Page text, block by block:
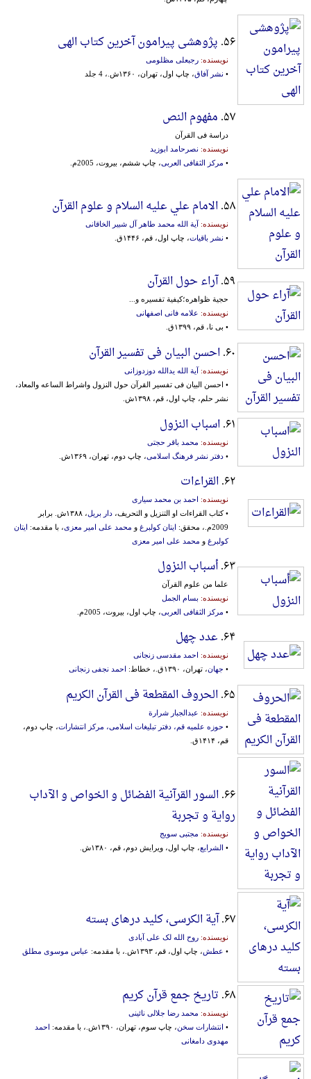
۵۶. پژوهشی پیرامون آخرین کتاب الهی
نویسنده: رجبعلی مظلومی
• نشر آفاق، چاپ اول، تهران، ۱۳۶۰ش.، 4 جلد
۵۷. مفهوم النص
دراسة فی القرآن
نویسنده: نصرحامد ابوزید
• مرکز الثقافی العربی، چاپ ششم، بیروت، 2005م.
۵۸. الامام علي علیه السلام و علوم القرآن
نویسنده: آیة الله محمد طاهر آل شبیر الخاقانی
• نشر باقیات، چاپ اول، قم، ۱۴۴۶ق.
۵۹. آراء حول القرآن
حجیة ظواهره؛کیفیة تفسیره و...
نویسنده: علامه فانی اصفهانی
• بی نا، قم، ۱۳۹۹ق.
۶۰. احسن البیان فی تفسیر القرآن
نویسنده: آیة الله یدالله دوزدوزانی
• احسن البیان فی تفسیر القرآن حول النزول واشراط الساعه والمعاد،
نشر حلم، چاپ اول، قم، ۱۳۹۸ش.
۶۱. اسباب النزول
نویسنده: محمد باقر حجتی
• دفتر نشر فرهنگ اسلامی، چاپ دوم، تهران، ۱۳۶۹ش.
۶۲. القراءات
نویسنده: احمد بن محمد سیاری
• کتاب القراءات او التنزیل و التحریف، دار بریل
، ۱۳۸۸ش. برابر
2009م.، محقق:
ایتان کولبرغ و محمد علی امیر معزی، با مقدمه: ایتان
کولبرغ و محمد علی امیر معزی
۶۳. أسباب النزول
علما من علوم القرآن
نویسنده: بسام الجمل
• مرکز الثقافی العربی، چاپ اول، بیروت، 2005م.
۶۴. عدد چهل
نویسنده: احمد مقدسی زنجانی
• جهان، تهران، ۱۳۹۰ق.، خطاط: احمد نجفی زنجانی
۶۵. الحروف المقطعة فی القرآن الکریم
نویسنده: عبدالجبار شرارة
• حوزه علمیه قم، دفتر تبلیغات اسلامی، مرکز انتشارات، چاپ دوم،
قم، ۱۴۱۴ق.
۶۶. السور القرآنیة الفضائل و الخواص و الآداب
روایة و تجربة
نویسنده: مجتبی سویج
• الشرایع، چاپ اول، ویرایش دوم، قم، ۱۳۸۰ش.
۶۷. آیة الکرسی، کلید درهای بسته
نویسنده: روح الله لک علی آبادی
• عطش، چاپ اول، قم، ۱۳۹۳ش.، با مقدمه: عباس موسوی مطلق
۶۸. تاریخ جمع قرآن کریم
نویسنده: محمد رضا جلالی نائینی
• انتشارات سخن، چاپ سوم، تهران، ۱۳۹۰ش.، با مقدمه:
احمد
مهدوی دامغانی